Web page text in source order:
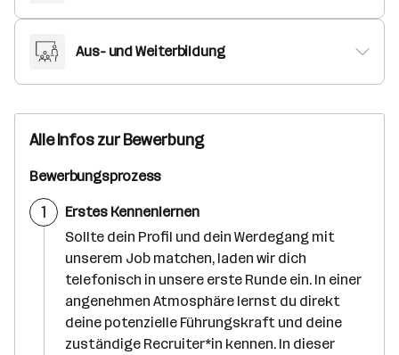
Aus- und Weiterbildung
Alle Infos zur Bewerbung
Bewerbungsprozess
S
c
1
Erstes Kennenlernen
Sollte dein Profil und dein Werdegang mit
unserem Job matchen, laden wir dich
telefonisch in unsere erste Runde ein. In einer
angenehmen Atmosphäre lernst du direkt
deine potenzielle Führungskraft und deine
zuständige Recruiter*in kennen. In dieser